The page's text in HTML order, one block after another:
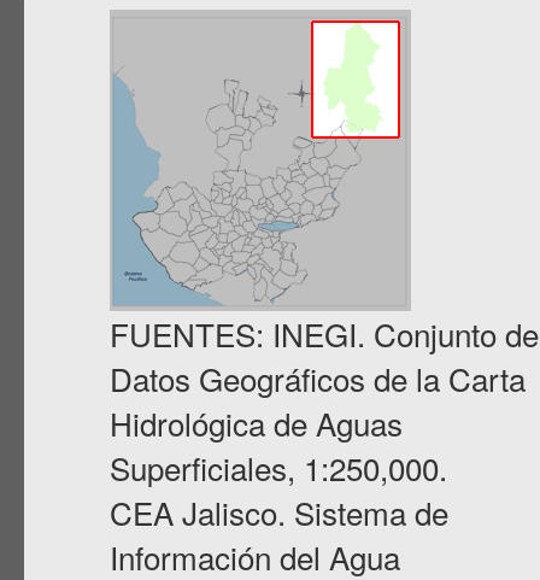
FUENTES: INEGI. Conjunto de
Datos Geográficos de la Carta
Hidrológica de Aguas
Superficiales, 1:250,000.
CEA Jalisco. Sistema de
Información del Agua